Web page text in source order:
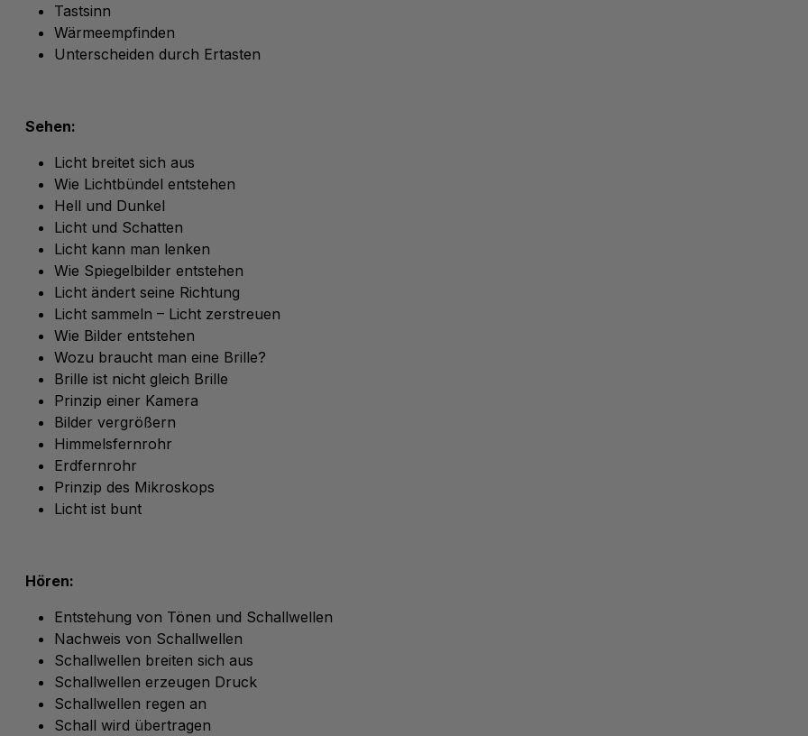
Tastsinn
Wärmeempfinden
Unterscheiden durch Ertasten
Sehen:
Licht breitet sich aus
Wie Lichtbündel entstehen
Hell und Dunkel
Licht und Schatten
Licht kann man lenken
Wie Spiegelbilder entstehen
Licht ändert seine Richtung
Licht sammeln – Licht zerstreuen
Wie Bilder entstehen
Wozu braucht man eine Brille?
Brille ist nicht gleich Brille
Prinzip einer Kamera
Bilder vergrößern
Himmelsfernrohr
Erdfernrohr
Prinzip des Mikroskops
Licht ist bunt
Hören:
Entstehung von Tönen und Schallwellen
Nachweis von Schallwellen
Schallwellen breiten sich aus
Schallwellen erzeugen Druck
Schallwellen regen an
Schall wird übertragen